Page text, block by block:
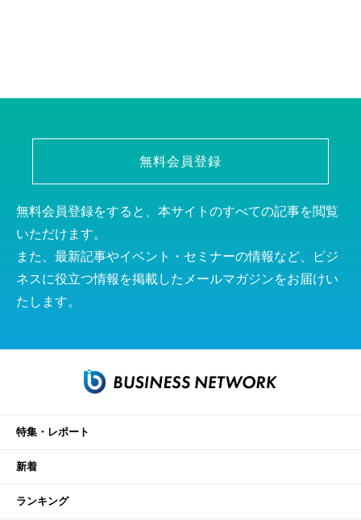
無料会員登録
無料会員登録をすると、本サイトのすべての記事を閲覧
いただけます。
また、最新記事やイベント・セミナーの情報など、ビジ
ネスに役立つ情報を掲載したメールマガジンをお届けい
たします。
特集・レポート
新着
ランキング